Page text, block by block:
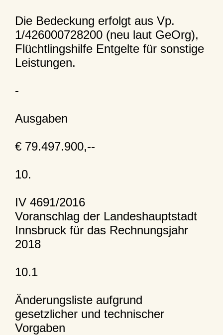
Die Bedeckung erfolgt aus Vp.
1/426000728200 (neu laut GeOrg),
Flüchtlingshilfe Entgelte für sonstige
Leistungen.
-
Ausgaben
€ 79.497.900,--
10.
IV 4691/2016
Voranschlag der Landeshauptstadt
Innsbruck für das Rechnungsjahr
2018
10.1
Änderungsliste aufgrund
gesetzlicher und technischer
Vorgaben